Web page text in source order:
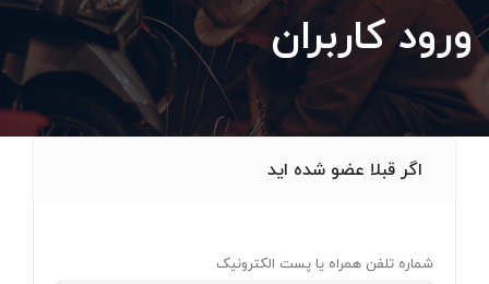
ورود کاربران
اگر قبلا عضو شده اید
شماره تلفن همراه یا پست الکترونیک